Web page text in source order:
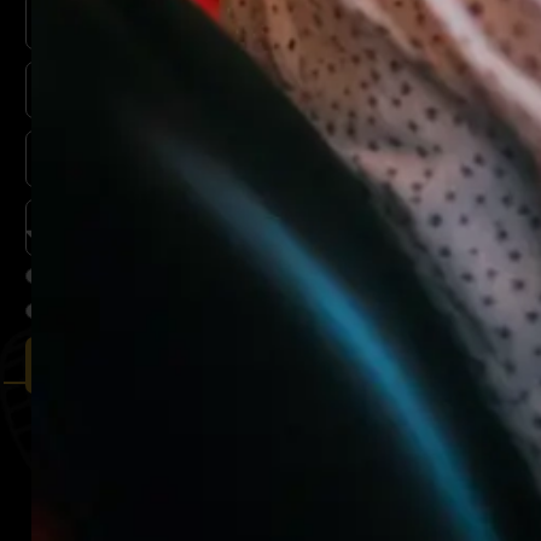
I am 24 or older and not registered in CRUKS